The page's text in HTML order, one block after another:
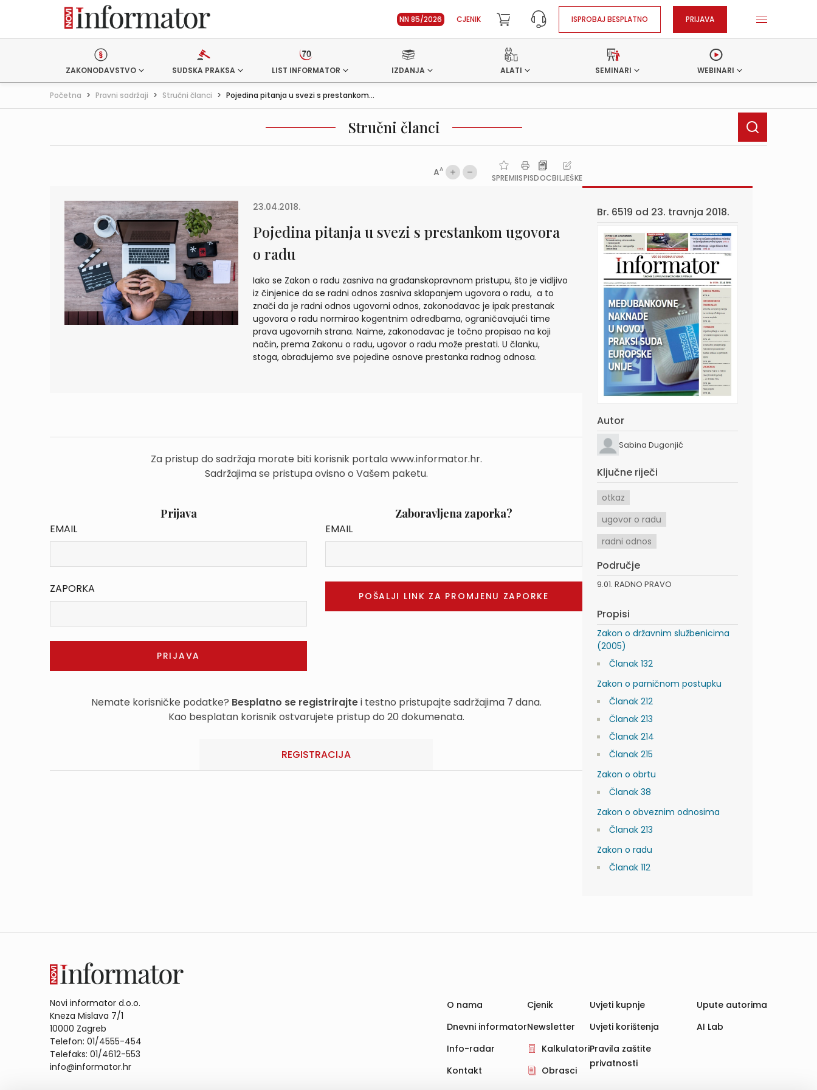
NN 85/2026 CJENIK ISPROBAJ BESPLATNO PRIJAVA
ZAKONODAVSTVO SUDSKA PRAKSA LIST INFORMATOR IZDANJA ALATI SEMINARI WEBINARI
Početna > Pravni sadržaji > Stručni članci > Pojedina pitanja u svezi s prestankom...
Stručni članci
AA
SPREMIISPISDOCBILJEŠKE
23.04.2018.
Pojedina pitanja u svezi s prestankom ugovora
o radu
Iako se Zakon o radu zasniva na građanskopravnom pristupu, što je vidljivo
iz činjenice da se radni odnos zasniva sklapanjem ugovora o radu, a to
znači da je radni odnos ugovorni odnos, zakonodavac je ipak prestanak
ugovora o radu normirao kogentnim odredbama, ograničavajući time
prava ugovornih strana. Naime, zakonodavac je točno propisao na koji
način, prema Zakonu o radu, ugovor o radu može prestati. U članku,
stoga, obrađujemo sve pojedine osnove prestanka radnog odnosa.
Za pristup do sadržaja morate biti korisnik portala www.informator.hr.
Sadržajima se pristupa ovisno o Vašem paketu.
Prijava
EMAIL
ZAPORKA
Zaboravljena zaporka?
EMAIL
Nemate korisničke podatke? Besplatno se registrirajtei testno pristupajte sadržajima 7 dana.
Kao besplatan korisnik ostvarujete pristup do 20 dokumenata.
REGISTRACIJA
Br. 6519 od 23. travnja 2018.
Autor
Sabina Dugonjić
Ključne riječi
otkaz
ugovor o radu
radni odnos
Područje
9.01. RADNO PRAVO
Propisi
Zakon o državnim službenicima
(2005)
Članak 132
Zakon o parničnom postupku
Članak 212
Članak 213
Članak 214
Članak 215
Zakon o obrtu
Članak 38
Zakon o obveznim odnosima
Članak 213
Zakon o radu
Članak 112
Novi informator d.o.o.
Kneza Mislava 7/1
10000 Zagreb
Telefon: 01/4555-454
Telefaks: 01/4612-553
info@informator.hr
O nama
Dnevni informator
Info-radar
Kontakt
Cjenik
Newsletter
Kalkulatori
Obrasci
Uvjeti kupnje
Uvjeti korištenja
Pravila zaštite
privatnosti
Upute autorima
AI Lab